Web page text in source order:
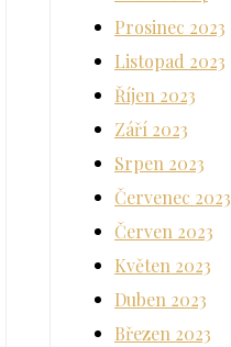
Prosinec 2023
Listopad 2023
Říjen 2023
Září 2023
Srpen 2023
Červenec 2023
Červen 2023
Květen 2023
Duben 2023
Březen 2023